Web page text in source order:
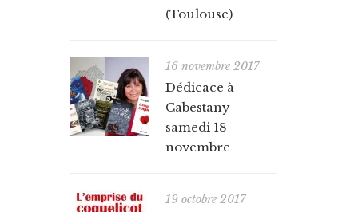
(Toulouse)
16 novembre 2017
Dédicace à
Cabestany
samedi 18
novembre
19 octobre 2017